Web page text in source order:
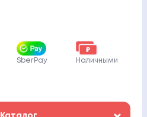
SberPay Наличными